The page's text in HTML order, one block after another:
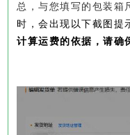
总，与您填写的包装箱
时，会出现以下截图提
计算运费的依据，请确